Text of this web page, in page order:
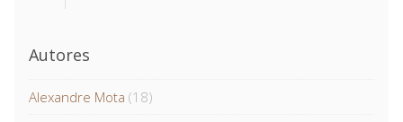
Autores
Alexandre Mota (18)